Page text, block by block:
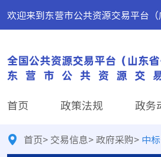
欢迎来到东营市公共资源交易平台（
首页 政策法规 政务
首页> 交易信息>政府采购> 中